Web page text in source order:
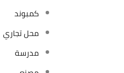
كمبوند
محل تجاري
مدرسة